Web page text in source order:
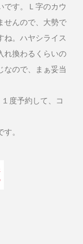
です。Ｌ字のカウ
せんので、大勢で
ね。ハヤシライス
れ換わるくらいの
なので、まぁ妥当
度予約して、コ
。